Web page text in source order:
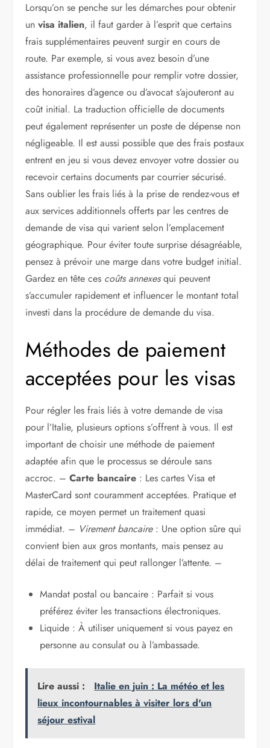
Lorsqu’on se penche sur les démarches pour obtenir
unvisa italien, il faut garder à l’esprit que certains
frais supplémentaires peuvent surgir en cours de
route. Par exemple, si vous avez besoin d’une
assistance professionnelle pour remplir votre dossier,
des honoraires d’agence ou d’avocat s’ajouteront au
coût initial. La traduction officielle de documents
peut également représenter un poste de dépense non
négligeable. Il est aussi possible que des frais postaux
entrent en jeu si vous devez envoyer votre dossier ou
recevoir certains documents par courrier sécurisé.
Sans oublier les frais liés à la prise de rendez-vous et
aux services additionnels offerts par les centres de
demande de visa qui varient selon l’emplacement
géographique. Pour éviter toute surprise désagréable,
pensez à prévoir une marge dans votre budget initial.
Gardez en tête ces coûts annexesqui peuvent
s’accumuler rapidement et influencer le montant total
investi dans la procédure de demande du visa.
Méthodes de paiement
acceptées pour les visas
Pour régler les frais liés à votre demande de visa
pour l’Italie, plusieurs options s’offrent à vous. Il est
important de choisir une méthode de paiement
adaptée afin que le processus se déroule sans
accroc. –Carte bancaire : Les cartes Visa et
MasterCard sont couramment acceptées. Pratique et
rapide, ce moyen permet un traitement quasi
immédiat. – Virement bancaire: Une option sûre qui
convient bien aux gros montants, mais pensez au
délai de traitement qui peut rallonger l’attente. –
Mandat postal ou bancaire : Parfait si vous
préférez éviter les transactions électroniques.
Liquide : À utiliser uniquement si vous payez en
personne au consulat ou à l’ambassade.
Lire aussi :
Italie en juin : La météo et les
lieux incontournables à visiter lors d'un
séjour estival